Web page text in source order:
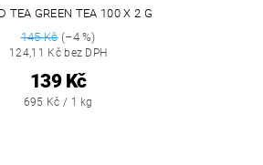
TEA GREEN TEA 100 X 2 G
145 Kč(–4 %)
124,11 Kč bez DPH
139 Kč
695 Kč / 1 kg